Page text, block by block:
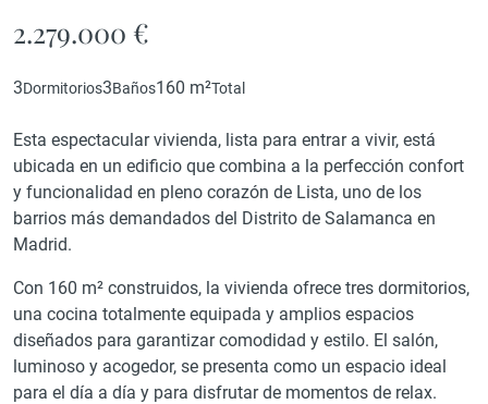
2.279.000 €
3Dormitorios3Baños160 m²Total
Esta espectacular vivienda, lista para entrar a vivir, está
ubicada en un edificio que combina a la perfección confort
y funcionalidad en pleno corazón de Lista, uno de los
barrios más demandados del Distrito de Salamanca en
Madrid.
Con 160 m² construidos, la vivienda ofrece tres dormitorios,
una cocina totalmente equipada y amplios espacios
diseñados para garantizar comodidad y estilo. El salón,
luminoso y acogedor, se presenta como un espacio ideal
para el día a día y para disfrutar de momentos de relax.